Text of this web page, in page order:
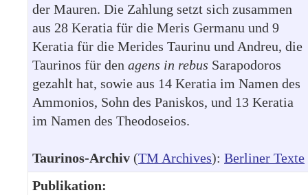
der Mauren. Die Zahlung setzt sich zusammen
aus 28 Keratia für die Meris Germanu und 9
Keratia für die Merides Taurinu und Andreu, die
Taurinos für den agens in rebus Sarapodoros
gezahlt hat, sowie aus 14 Keratia im Namen des
Ammonios, Sohn des Paniskos, und 13 Keratia
im Namen des Theodoseios.
Taurinos-Archiv (TM Archives): Berliner Texte
Publikation: